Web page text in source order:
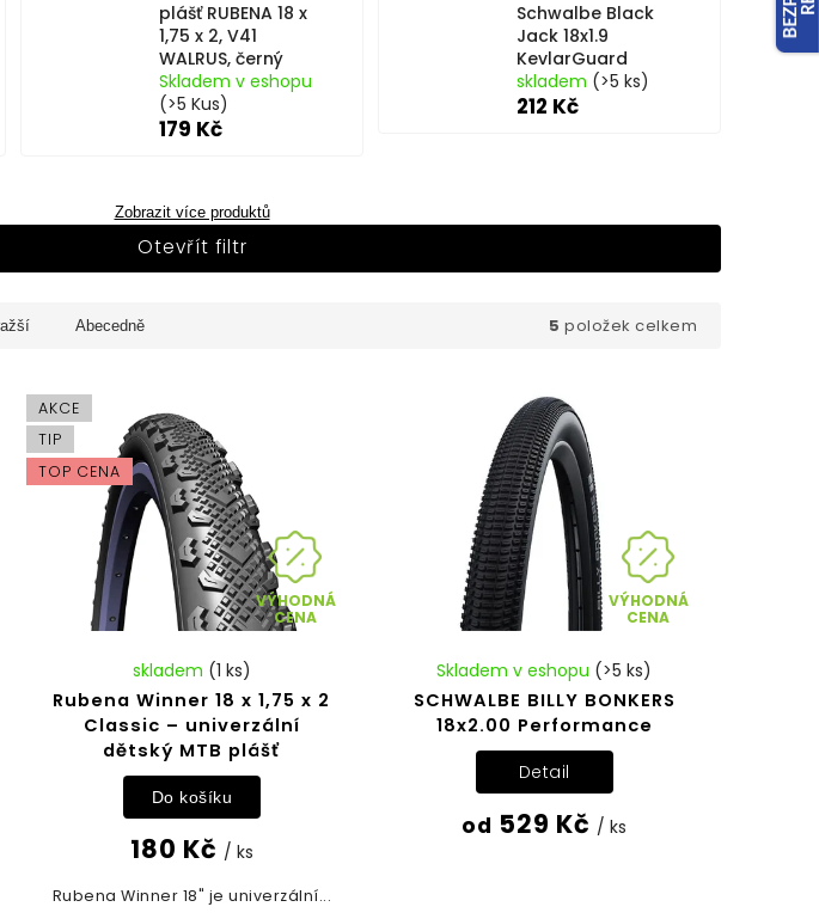
plášť RUBENA 18 x
1,75 x 2, V41
WALRUS, černý
Skladem v eshopu
(>5 Kus)
179 Kč
Schwalbe Black
Jack 18x1.9
KevlarGuard
skladem (>5 ks)
212 Kč
Zobrazit více produktů
Otevřít filtr
Abecedně 5 položek celkem
AKCE
TIP
TOP CENA
VÝHODNÁ
CENA
Rubena Winner 18 x 1,75 x 2
Classic – univerzální
dětský MTB plášť
skladem (1 ks)
180 Kč / ks
Do košíku
Rubena Winner 18" je univerzální...
VÝHODNÁ
CENA
SCHWALBE BILLY BONKERS
18x2.00 Performance
Skladem v eshopu (>5 ks)
od 529 Kč / ks
Detail